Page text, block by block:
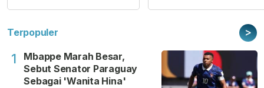
Terpopuler >
1
Mbappe Marah Besar,
Sebut Senator Paraguay
Sebagai 'Wanita Hina'